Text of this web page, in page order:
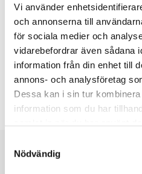
Vi använder
och annonserna till
för sociala medier och
vidarebefordrar även sådana
information från din enhet till
annons- och analysföretag
Dessa kan i sin tur
information som du har
Nödvändig
Teddybjørn med lampe -
Steiff
779.00 dkk
KØB
Sorter efter